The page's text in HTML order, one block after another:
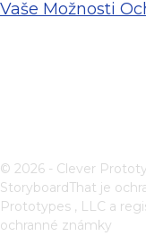
Vaše Možnosti
© 2026 - Clever
StoryboardThat je
Prototypes , LLC a
ochranné známky